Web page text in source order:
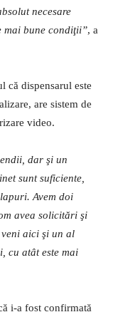
necesare
mai bune condiţii”, a
că dispensarul este
are sistem de
video.
dar şi un
sunt suficiente,
Avem doi
avea solicitări şi
veni aici şi un al
cu atât este mai
i-a fost confirmată